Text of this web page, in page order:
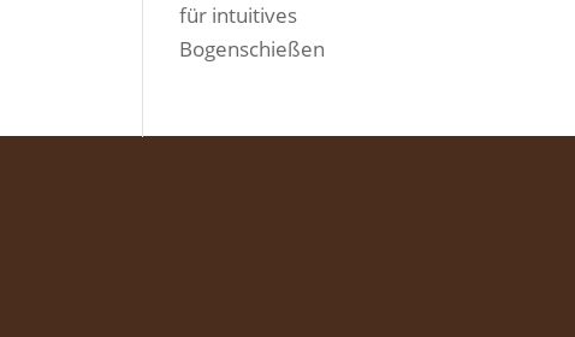
für intuitives
Bogenschießen